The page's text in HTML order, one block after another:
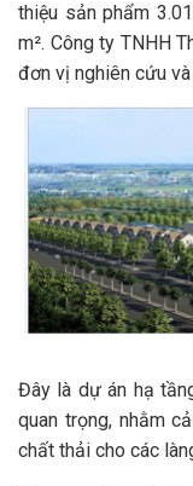
thiệu sản phẩm
m². Công ty TNHH
đơn vị nghiên cứu và
Đây là dự án hạ
quan trọng, nhằm
chất thải cho các